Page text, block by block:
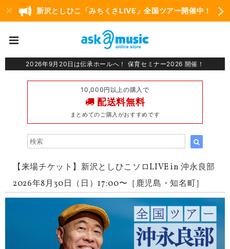
新沢としひこ「みちくさLIVE」全国ツアー開催中！
2026年9月20日は伝承ホールへ！ 保育セミナー2026 開催！
10,000円以上の購入で
配送料無料
まとめてのご購入がおすすめです
【来場チケット】新沢としひこソロLIVE in 沖永良部
2026年8月30日（日）17:00〜［鹿児島・知名町］